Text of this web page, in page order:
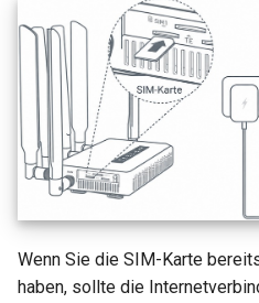
Wenn Sie die SIM-Karte
haben, sollte die